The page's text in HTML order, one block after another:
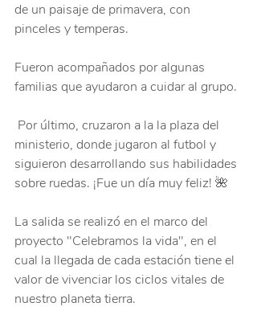
de un paisaje de primavera, con
pinceles y temperas.
Fueron acompañados por algunas
familias que ayudaron a cuidar al grupo.
ministerio, donde jugaron al futbol y
siguieron desarrollando sus habilidades
sobre ruedas. ¡Fue un día muy feliz! 🌺
La salida se realizó en el marco del
proyecto "Celebramos la vida", en el
cual la llegada de cada estación tiene el
valor de vivenciar los ciclos vitales de
nuestro planeta tierra.